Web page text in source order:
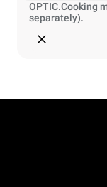
OPTIC.Cooking
separately).